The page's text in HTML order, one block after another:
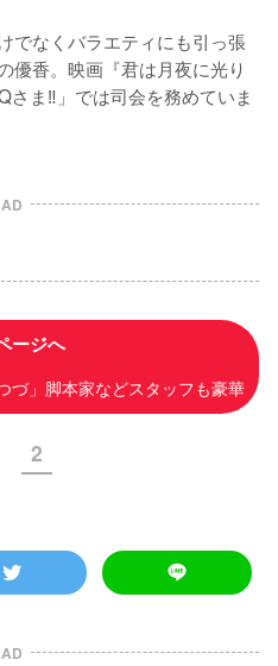
でなくバラエティにも引っ張
優香。映画『君は月夜に光り
ま‼」では司会を務めていま
AD
ージへ
づ」脚本家などスタッフも豪華
2
AD